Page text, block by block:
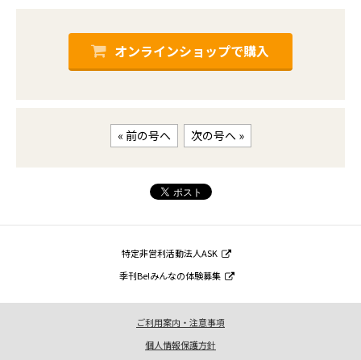
オンラインショップで購入
« 前の号へ 次の号へ »
特定非営利活動法人ASK
季刊Be!みんなの体験募集
ご利用案内・注意事項
個人情報保護方針